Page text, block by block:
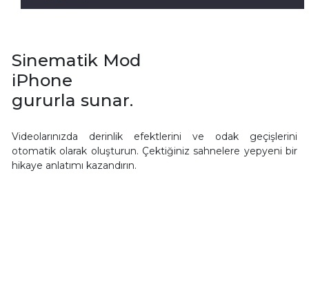
Sinematik Mod
iPhone
gururla sunar.
Videolarınızda derinlik efektlerini ve odak geçişlerini
otomatik olarak oluşturun. Çektiğiniz sahnelere yepyeni bir
hikaye anlatımı kazandırın.